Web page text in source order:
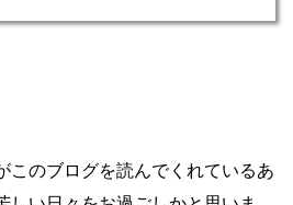
このブログを読んでくれているあ